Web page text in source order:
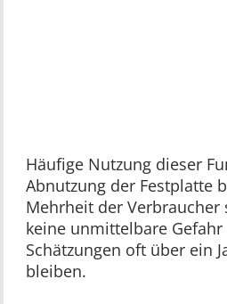
Häufige Nutzung dieser
Abnutzung der Festplatte
Mehrheit der
keine unmittelbare
Schätzungen oft über ein
bleiben.